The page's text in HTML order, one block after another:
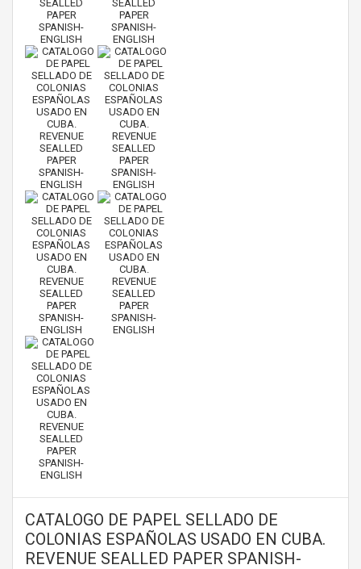
CATALOGO DE PAPEL SELLADO DE
COLONIAS ESPAÑOLAS USADO EN CUBA.
REVENUE SEALLED PAPER SPANISH-